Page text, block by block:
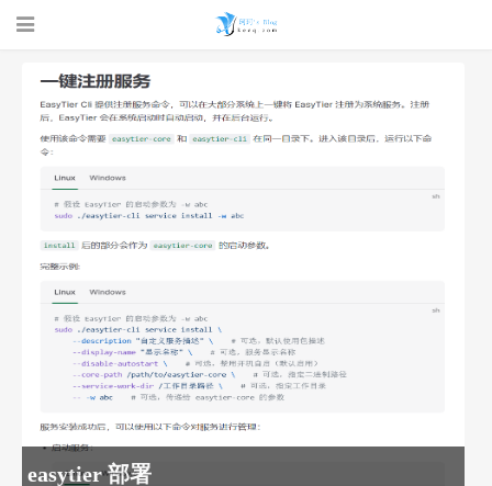
珂珂的个人
博客 - 一个
easytier 部署